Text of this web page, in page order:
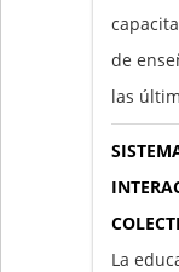
de
las
La